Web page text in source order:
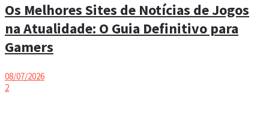
Os Melhores Sites de Notícias de Jogos
na Atualidade: O Guia Definitivo para
Gamers
08/07/2026
2